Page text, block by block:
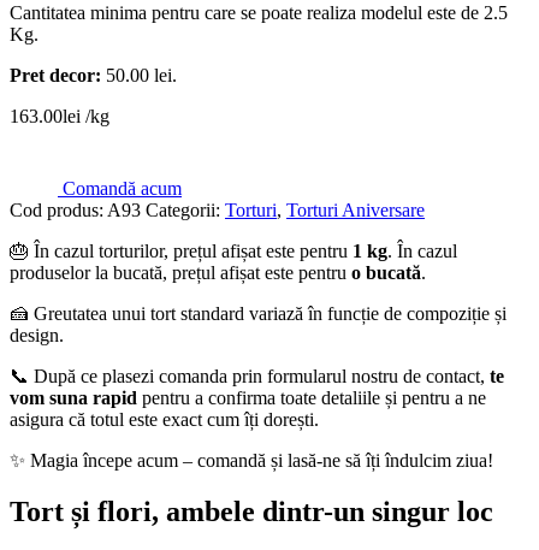
Cantitatea minima pentru care se poate realiza modelul este de 2.5
Kg.
Pret decor: 50.00 lei.
163.00lei /kg
Comandă acum
Cod produs: A93 Categorii: Torturi, Torturi Aniversare
🎂 În cazul torturilor, prețul afișat este pentru 1 kg. În cazul
produselor la bucată, prețul afișat este pentru o bucată.
🍰 Greutatea unui tort standard variază în funcție de compoziție și
design.
📞 După ce plasezi comanda prin formularul nostru de contact, te
vom suna rapid pentru a confirma toate detaliile și pentru a ne
asigura că totul este exact cum îți dorești.
✨ Magia începe acum – comandă și lasă-ne să îți îndulcim ziua!
Tort și flori, ambele dintr-un singur loc